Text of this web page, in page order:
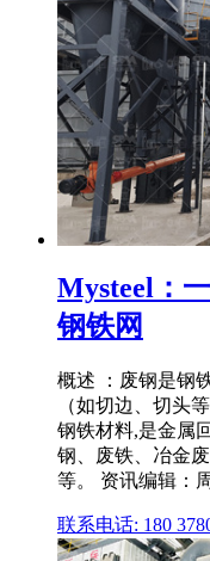
Mysteel：
钢铁网
概述 ：废钢是钢
（如切边、切头
钢铁材料,是金属
钢、废铁、冶金
等。 资讯编辑：
联系电话: 180